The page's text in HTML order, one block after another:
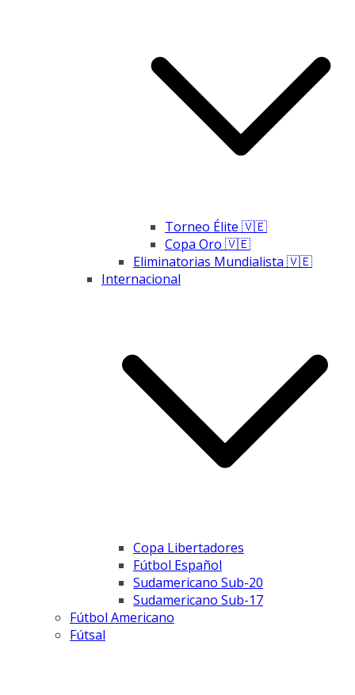
Torneo Élite 🇻🇪
Copa Oro 🇻🇪
Eliminatorias Mundialista 🇻🇪
Internacional
Copa Libertadores
Fútbol Español
Sudamericano Sub-20
Sudamericano Sub-17
Fútbol Americano
Fútsal